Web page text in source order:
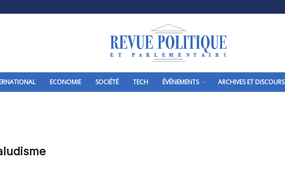
ECONOMIE SOCIÉTÉ TECH ÉVÉNEMENTS ARCHIVES ET DISCOURS